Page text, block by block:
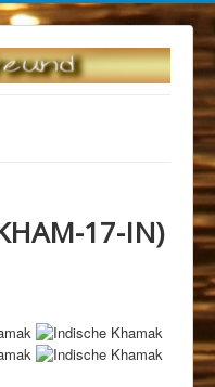
Khamak
17-IN)